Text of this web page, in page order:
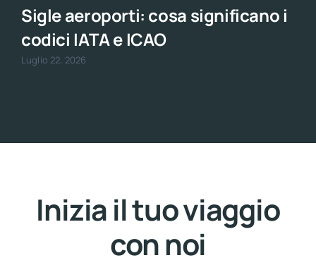
Sigle aeroporti: cosa significano i
codici IATA e ICAO
Luglio 22, 2026
Inizia il tuo viaggio
con noi